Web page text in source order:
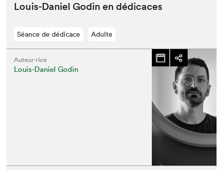
Louis-Daniel Godin en dédicaces
Séance de dédicace Adulte
Auteur·rice
Louis-Daniel Godin